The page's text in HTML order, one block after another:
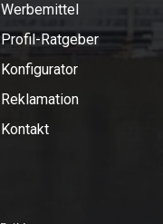
Werbemittel
Profil-Ratgeber
Konfigurator
Reklamation
Kontakt